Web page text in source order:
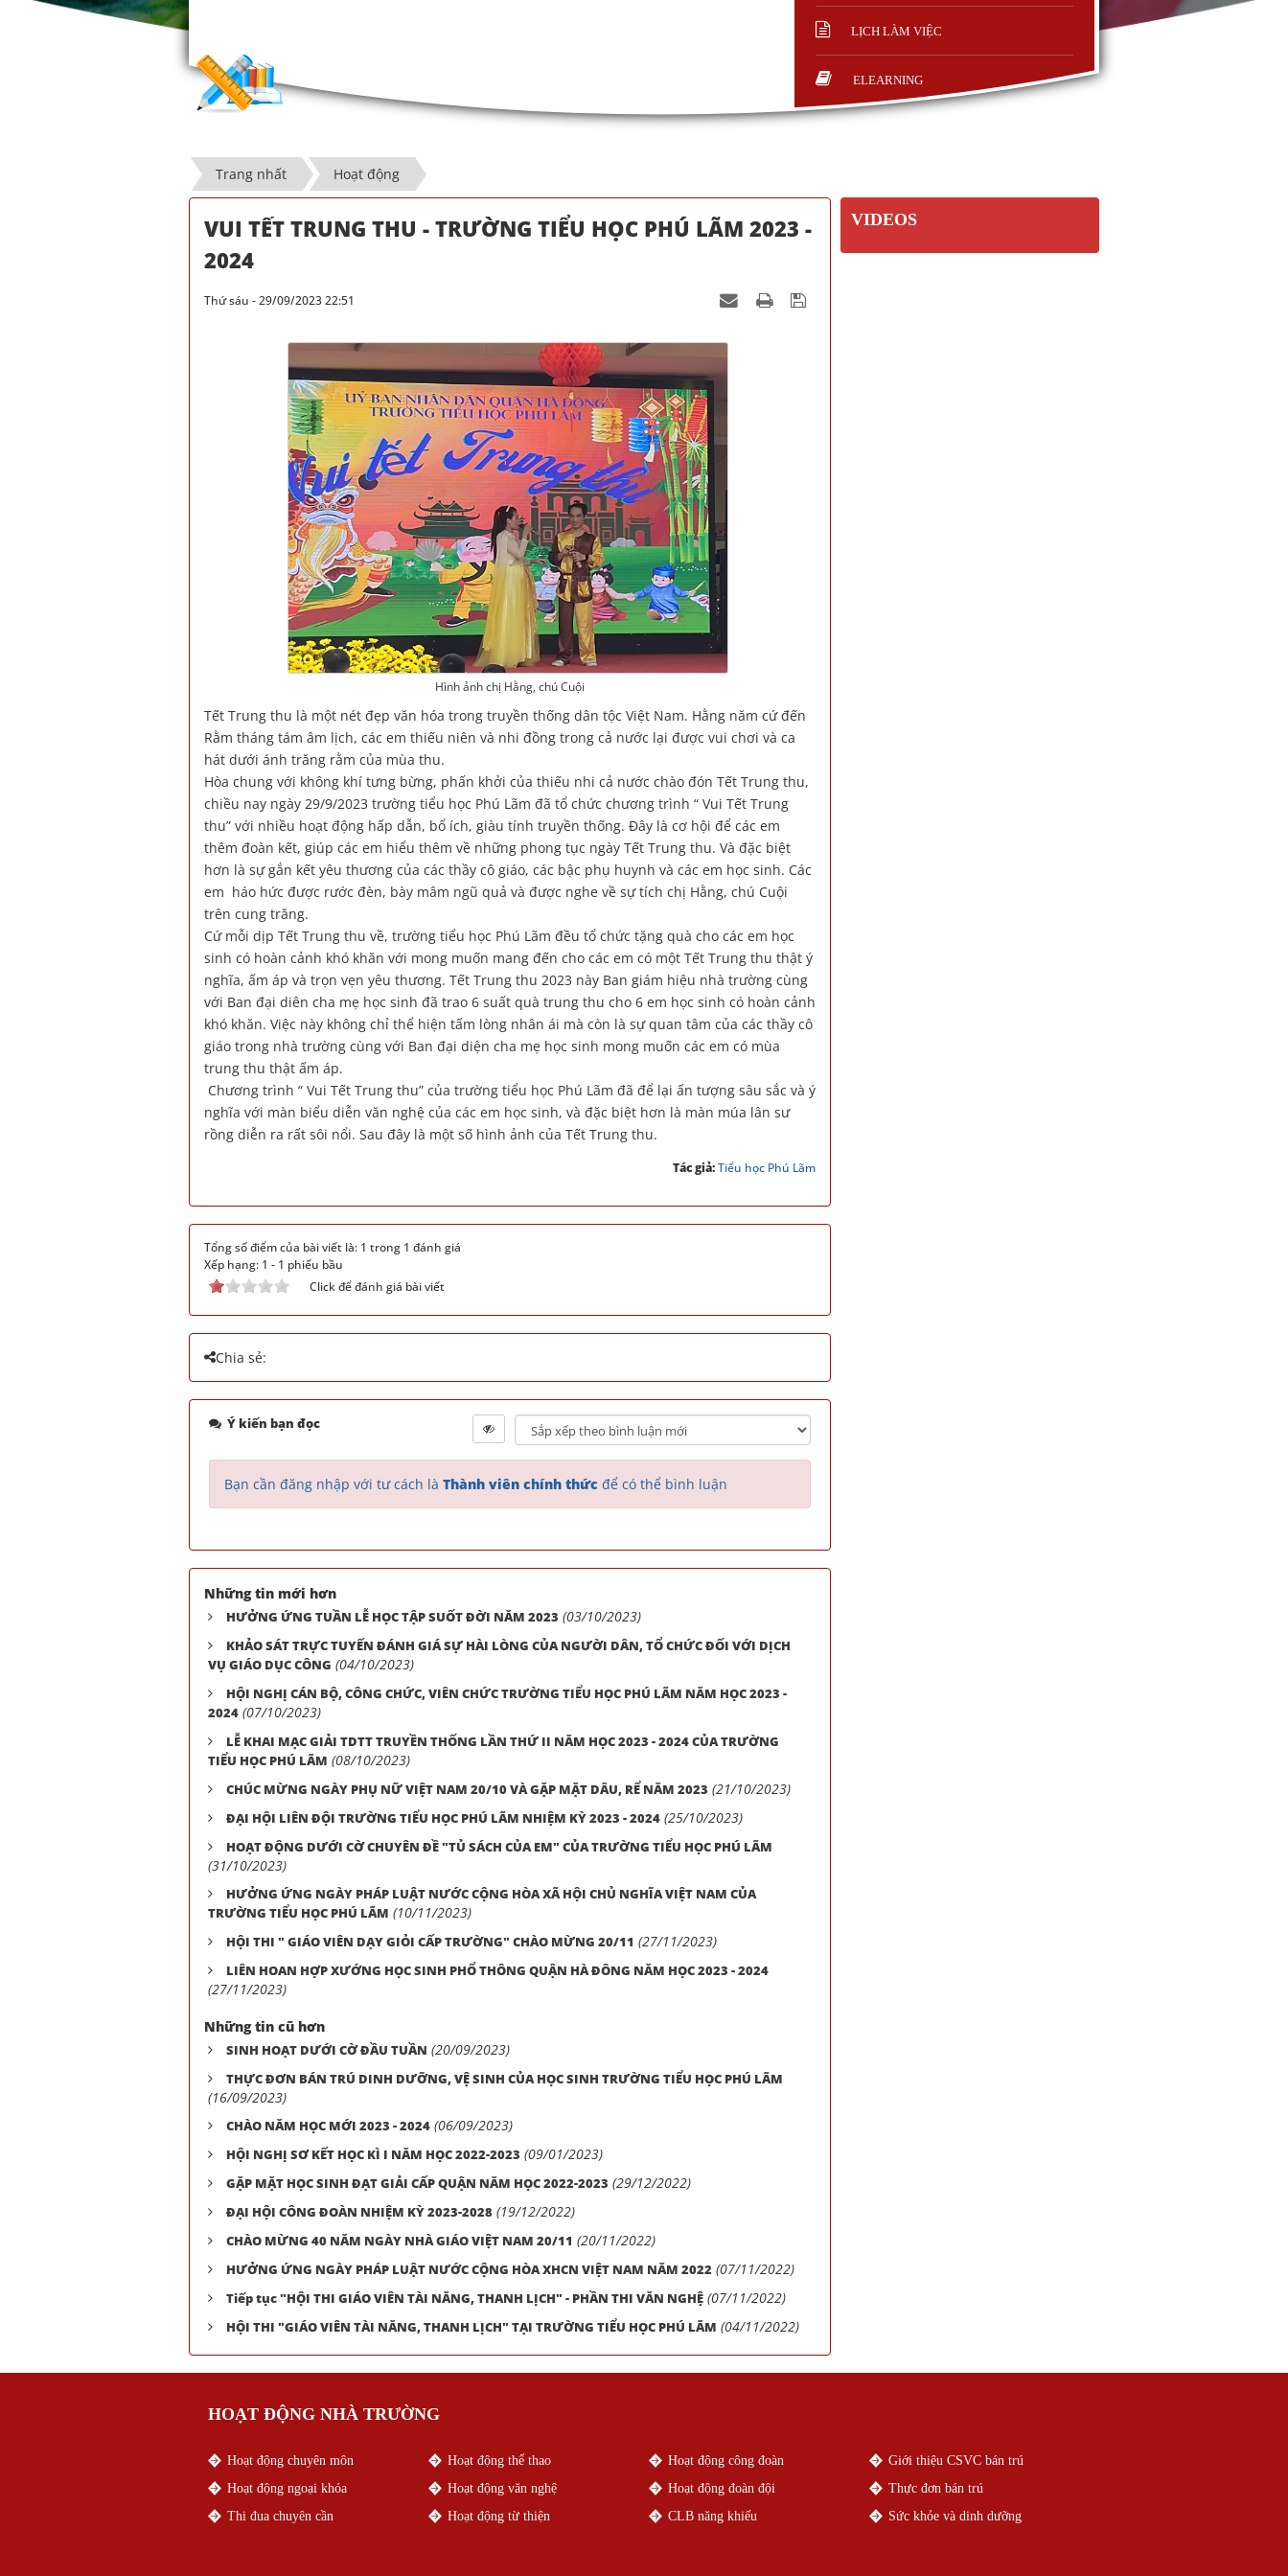
LỊCH LÀM VIỆC
ELEARNING
Trang nhất Hoạt động
VUI TẾT TRUNG THU - TRƯỜNG TIỂU HỌC PHÚ LÃM 2023 -
2024
Thứ sáu - 29/09/2023 22:51
Hình ảnh chị Hằng, chú Cuội
Tết Trung thu là một nét đẹp văn hóa trong truyền thống dân tộc Việt Nam. Hằng năm cứ đến
Rằm tháng tám âm lịch, các em thiếu niên và nhi đồng trong cả nước lại được vui chơi và ca
hát dưới ánh trăng rằm của mùa thu.
Hòa chung với không khí tưng bừng, phấn khởi của thiếu nhi cả nước chào đón Tết Trung thu,
chiều nay ngày 29/9/2023 trường tiểu học Phú Lãm đã tổ chức chương trình “ Vui Tết Trung
thu” với nhiều hoạt động hấp dẫn, bổ ích, giàu tính truyền thống. Đây là cơ hội để các em
thêm đoàn kết, giúp các em hiểu thêm về những phong tục ngày Tết Trung thu. Và đặc biệt
hơn là sự gắn kết yêu thương của các thầy cô giáo, các bậc phụ huynh và các em học sinh. Các
em háo hức được rước đèn, bày mâm ngũ quả và được nghe về sự tích chị Hằng, chú Cuội
trên cung trăng.
Cứ mỗi dịp Tết Trung thu về, trường tiểu học Phú Lãm đều tổ chức tặng quà cho các em học
sinh có hoàn cảnh khó khăn với mong muốn mang đến cho các em có một Tết Trung thu thật ý
nghĩa, ấm áp và trọn vẹn yêu thương. Tết Trung thu 2023 này Ban giám hiệu nhà trường cùng
với Ban đại diên cha mẹ học sinh đã trao 6 suất quà trung thu cho 6 em học sinh có hoàn cảnh
khó khăn. Việc này không chỉ thể hiện tấm lòng nhân ái mà còn là sự quan tâm của các thầy cô
giáo trong nhà trường cùng với Ban đại diện cha mẹ học sinh mong muốn các em có mùa
trung thu thật ấm áp.
Chương trình “ Vui Tết Trung thu” của trường tiểu học Phú Lãm đã để lại ấn tượng sâu sắc và ý
nghĩa với màn biểu diễn văn nghệ của các em học sinh, và đặc biệt hơn là màn múa lân sư
rồng diễn ra rất sôi nổi. Sau đây là một số hình ảnh của Tết Trung thu.
Tác giả:Tiểu học Phú Lãm
Tổng số điểm của bài viết là: 1 trong 1 đánh giá
Xếp hạng: 1 - 1 phiếu bầu
Click để đánh giá bài viết
Chia sẻ:
Ý kiến bạn đọc
Bạn cần đăng nhập với tư cách là Thành viên chính thức để có thể bình luận
Những tin mới hơn
HƯỞNG ỨNG TUẦN LỄ HỌC TẬP SUỐT ĐỜI NĂM 2023 (03/10/2023)
KHẢO SÁT TRỰC TUYẾN ĐÁNH GIÁ SỰ HÀI LÒNG CỦA NGƯỜI DÂN, TỔ CHỨC ĐỐI VỚI DỊCH
VỤ GIÁO DỤC CÔNG (04/10/2023)
HỘI NGHỊ CÁN BỘ, CÔNG CHỨC, VIÊN CHỨC TRƯỜNG TIỂU HỌC PHÚ LÃM NĂM HỌC 2023 -
2024 (07/10/2023)
LỄ KHAI MẠC GIẢI TDTT TRUYỀN THỐNG LẦN THỨ II NĂM HỌC 2023 - 2024 CỦA TRƯỜNG
TIỂU HỌC PHÚ LÃM (08/10/2023)
CHÚC MỪNG NGÀY PHỤ NỮ VIỆT NAM 20/10 VÀ GẶP MẶT DÂU, RỂ NĂM 2023 (21/10/2023)
ĐẠI HỘI LIÊN ĐỘI TRƯỜNG TIỂU HỌC PHÚ LÃM NHIỆM KỲ 2023 - 2024 (25/10/2023)
HOẠT ĐỘNG DƯỚI CỜ CHUYÊN ĐỀ "TỦ SÁCH CỦA EM" CỦA TRƯỜNG TIỂU HỌC PHÚ LÃM
(31/10/2023)
HƯỞNG ỨNG NGÀY PHÁP LUẬT NƯỚC CỘNG HÒA XÃ HỘI CHỦ NGHĨA VIỆT NAM CỦA
TRƯỜNG TIỂU HỌC PHÚ LÃM (10/11/2023)
HỘI THI " GIÁO VIÊN DẠY GIỎI CẤP TRƯỜNG" CHÀO MỪNG 20/11 (27/11/2023)
LIÊN HOAN HỢP XƯỚNG HỌC SINH PHỔ THÔNG QUẬN HÀ ĐÔNG NĂM HỌC 2023 - 2024
(27/11/2023)
Những tin cũ hơn
SINH HOẠT DƯỚI CỜ ĐẦU TUẦN (20/09/2023)
THỰC ĐƠN BÁN TRÚ DINH DƯỠNG, VỆ SINH CỦA HỌC SINH TRƯỜNG TIỂU HỌC PHÚ LÃM
(16/09/2023)
CHÀO NĂM HỌC MỚI 2023 - 2024 (06/09/2023)
HỘI NGHỊ SƠ KẾT HỌC KÌ I NĂM HỌC 2022-2023 (09/01/2023)
GẶP MẶT HỌC SINH ĐẠT GIẢI CẤP QUẬN NĂM HỌC 2022-2023 (29/12/2022)
ĐẠI HỘI CÔNG ĐOÀN NHIỆM KỲ 2023-2028 (19/12/2022)
CHÀO MỪNG 40 NĂM NGÀY NHÀ GIÁO VIỆT NAM 20/11 (20/11/2022)
HƯỞNG ỨNG NGÀY PHÁP LUẬT NƯỚC CỘNG HÒA XHCN VIỆT NAM NĂM 2022 (07/11/2022)
Tiếp tục "HỘI THI GIÁO VIÊN TÀI NĂNG, THANH LỊCH" - PHẦN THI VĂN NGHỆ (07/11/2022)
HỘI THI "GIÁO VIÊN TÀI NĂNG, THANH LỊCH" TẠI TRƯỜNG TIỂU HỌC PHÚ LÃM (04/11/2022)
VIDEOS
HOẠT ĐỘNG NHÀ TRƯỜNG
Hoạt động chuyên môn
Hoạt động ngoại khóa
Thi đua chuyên cần
Hoạt động thể thao
Hoạt động văn nghệ
Hoạt động từ thiện
Hoạt động công đoàn
Hoạt động đoàn đội
CLB năng khiếu
Giới thiệu CSVC bán trú
Thực đơn bán trú
Sức khỏe và dinh dưỡng